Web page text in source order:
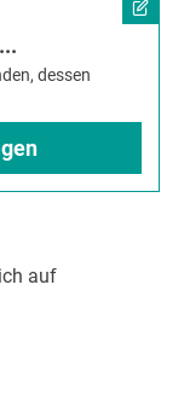
dessen
auf